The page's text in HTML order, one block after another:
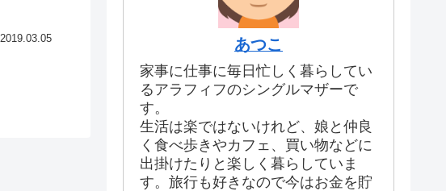
2019.03.05 あつこ
家事に仕事に毎日忙しく暮らしてい
るアラフィフのシングルマザーで
す。
生活は楽ではないけれど、娘と仲良
く食べ歩きやカフェ、買い物などに
出掛けたりと楽しく暮らしていま
す。旅行も好きなので今はお金を貯